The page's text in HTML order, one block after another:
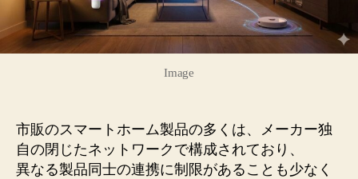
Image
市販のスマートホーム製品の多くは、メーカー独
自の閉じたネットワークで構成されており、
異なる製品同士の連携に制限があることも少なく